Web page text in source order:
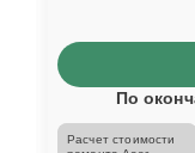
По
Расчет стоимости